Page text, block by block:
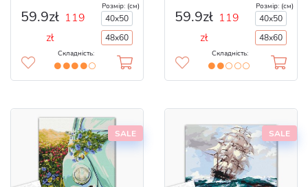
59.9zł 119
zł
Розмір: (см)
40x50
48x60
Складність:
59.9zł 119
zł
Розмір: (см)
40x50
48x60
Складність:
SALE SALE